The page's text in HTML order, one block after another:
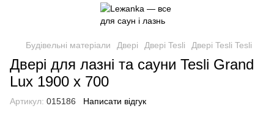
Будівельні матеріали Двері Двері Tesli Двері Tesli Tesli
Двері для лазні та сауни Tesli Grand
Lux 1900 х 700
Артикул: 015186 Написати відгук